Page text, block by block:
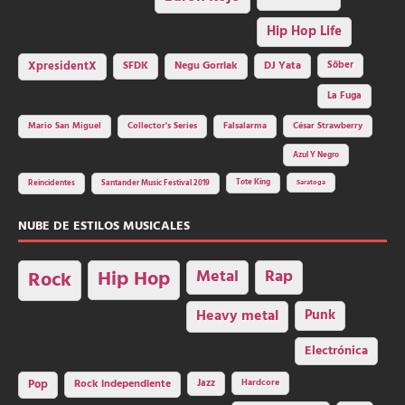
Hip Hop Life
XpresidentX SFDK Negu Gorriak DJ Yata
Sôber
La Fuga
Mario San Miguel
Collector's Series Falsalarma César Strawberry
Azul Y Negro
Reincidentes Santander Music Festival 2019 Tote King Saratoga
NUBE DE ESTILOS MUSICALES
Rock Hip Hop Metal Rap
Heavy metal Punk
Electrónica
Pop Rock independiente Jazz Hardcore